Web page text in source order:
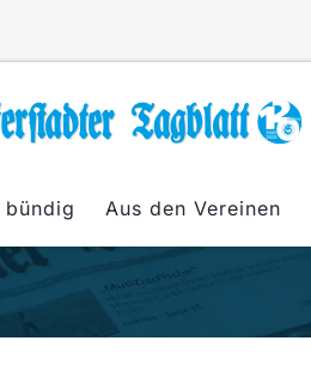
bündig Aus den Vereinen